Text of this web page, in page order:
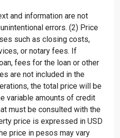
and information are not
errors. (2) Price
such as closing costs,
or notary fees. If
fees for the loan or other
are not included in the
the total price will be
variable amounts of credit
must be consulted with the
price is expressed in USD
price in pesos may vary